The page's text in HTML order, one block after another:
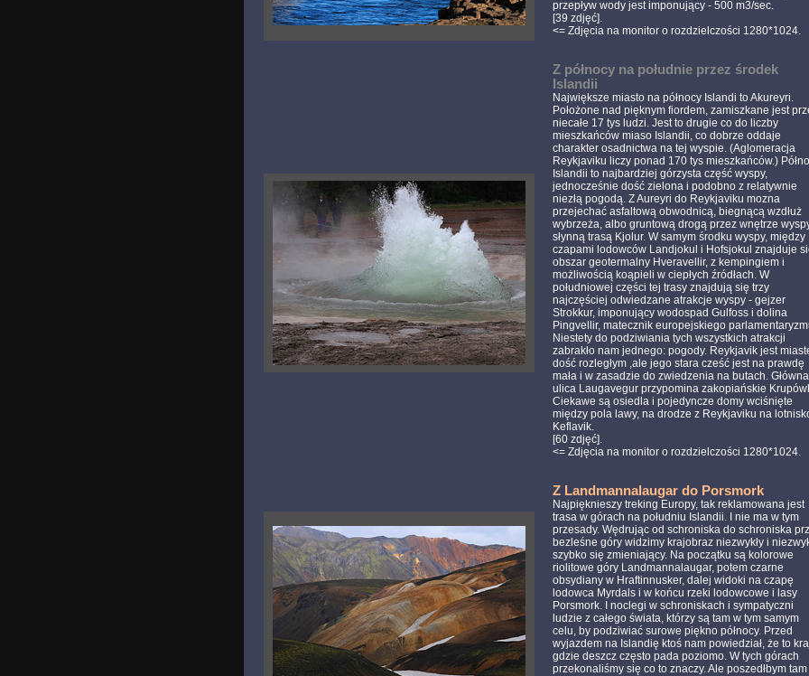
przepływ wody jest imponujący - 500 m3/sec.
[39 zdjęć].
<= Zdjęcia na monitor o rozdzielczości 1280*1024.
Z północy na południe przez środek
Islandii
Największe miasto na północy Islandi to Akureyri.
Położone nad pięknym fiordem, zamiszkane jest
niecałe 17 tys ludzi. Jest to drugie co do liczby
mieszkańców miaso Islandii, co dobrze oddaje
charakter osadnictwa na tej wyspie. (Aglomeracja
Reykjaviku liczy ponad 170 tys mieszkańców.)
Islandii to najbardziej górzysta część wyspy,
jednocześnie dość zielona i podobno z relatywnie
niezłą pogodą. Z Aureyri do Reykjaviku mozna
przejechać asfaltową obwodnicą, biegnącą wzdłuż
wybrzeża, albo gruntową drogą przez wnętrze
słynną trasą Kjolur. W samym środku wyspy, między
czapami lodowców Landjokul i Hofsjokul znajduje
obszar geotermalny Hveravellir, z kempingiem i
możliwością koąpieli w ciepłych źródłach. W
południowej części tej trasy znajdują się trzy
najczęściej odwiedzane atrakcje wyspy - gejzer
Strokkur, imponujący wodospad Gulfoss i dolina
Pingvellir, matecznik europejskiego
Niestety do podziwiania tych wszystkich atrakcji
zabrakło nam jednego: pogody. Reykjavik jest
dość rozległym ,ale jego stara cześć jest na prawdę
mała i w zasadzie do zwiedzenia na butach. Główna
ulica Laugavegur przypomina zakopiańskie
Ciekawe są osiedla i pojedyncze domy wciśnięte
między pola lawy, na drodze z Reykjaviku na
Keflavik.
[60 zdjęć].
<= Zdjęcia na monitor o rozdzielczości 1280*1024.
Z Landmannalaugar do Porsmork
Najpięknieszy treking Europy, tak reklamowana jest
trasa w górach na południu Islandii. I nie ma w tym
przesady. Wędrując od schroniska do schroniska
bezleśne góry widzimy krajobraz niezwykły i
szybko się zmieniający. Na początku są kolorowe
riolitowe góry Landmannalaugar, potem czarne
obsydiany w Hraftinnusker, dalej widoki na czapę
lodowca Myrdals i w końcu rzeki lodowcowe i lasy
Porsmork. I noclegi w schroniskach i sympatyczni
ludzie z całego świata, którzy są tam w tym samym
celu, by podziwiać surowe piękno północy. Przed
wyjazdem na Islandię ktoś nam powiedział, że to
gdzie deszcz często pada poziomo. W tych górach
przekonaliśmy się co to znaczy. Ale poszedłbym tam